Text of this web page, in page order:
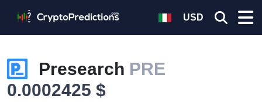
USD
Presearch PRE
0.0002425 $